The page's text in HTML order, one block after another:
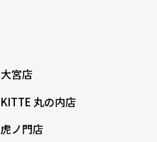
大宮店
KITTE 丸の内店
虎ノ門店